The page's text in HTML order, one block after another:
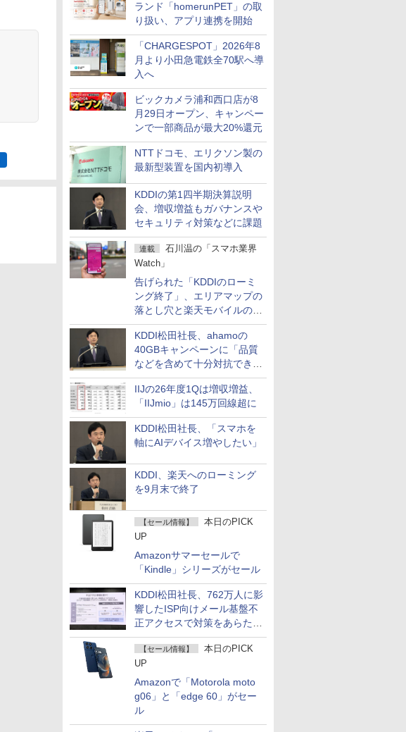
ランド「homerunPET」の取
り扱い、アプリ連携を開始
「CHARGESPOT」2026年8
月より小田急電鉄全70駅へ導
入へ
ビックカメラ浦和西口店が8
月29日オープン、キャンペー
ンで一部商品が最大20%還元
NTTドコモ、エリクソン製の
最新型装置を国内初導入
KDDIの第1四半期決算説明
会、増収増益もガバナンスや
セキュリティ対策などに課題
連載
石川温の「スマホ業界
Watch」
告げられた「KDDIのローミ
ング終了」、エリアマップの
落とし穴と楽天モバイルの課
題
KDDI松田社長、ahamoの
40GBキャンペーンに「品質
などを含めて十分対抗でき
る」
IIJの26年度1Qは増収増益、
「IIJmio」は145万回線超に
KDDI松田社長、「スマホを
軸にAIデバイス増やしたい」
KDDI、楽天へのローミング
を9月末で終了
【セール情報】
本日のPICK
UP
Amazonサマーセールで
「Kindle」シリーズがセール
KDDI松田社長、762万人に影
響したISP向けメール基盤不
正アクセスで対策をあらため
て説明
【セール情報】
本日のPICK
UP
Amazonで「Motorola moto
g06」と「edge 60」がセー
ル